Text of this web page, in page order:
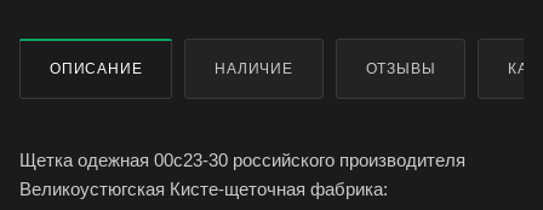
ОПИСАНИЕ НАЛИЧИЕ ОТЗЫВЫ
Щетка одежная 00с23-30 российского производителя
Великоустюгская Кисте-щеточная фабрика: